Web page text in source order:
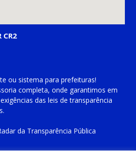
CR2
ou sistema para prefeituras!
completa, onde garantimos em
das leis de transparência
da Transparência Pública